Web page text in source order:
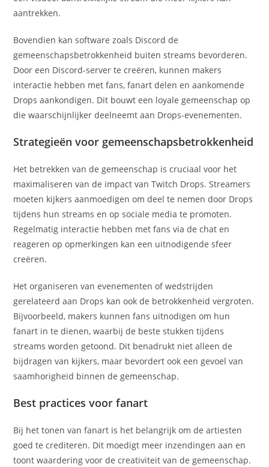
aantrekken.
Bovendien kan software zoals Discord de
gemeenschapsbetrokkenheid buiten streams bevorderen.
Door een Discord-server te creëren, kunnen makers
interactie hebben met fans, fanart delen en aankomende
Drops aankondigen. Dit bouwt een loyale gemeenschap op
die waarschijnlijker deelneemt aan Drops-evenementen.
Strategieën voor gemeenschapsbetrokkenheid
Het betrekken van de gemeenschap is cruciaal voor het
maximaliseren van de impact van Twitch Drops. Streamers
moeten kijkers aanmoedigen om deel te nemen door Drops
tijdens hun streams en op sociale media te promoten.
Regelmatig interactie hebben met fans via de chat en
reageren op opmerkingen kan een uitnodigende sfeer
creëren.
Het organiseren van evenementen of wedstrijden
gerelateerd aan Drops kan ook de betrokkenheid vergroten.
Bijvoorbeeld, makers kunnen fans uitnodigen om hun
fanart in te dienen, waarbij de beste stukken tijdens
streams worden getoond. Dit benadrukt niet alleen de
bijdragen van kijkers, maar bevordert ook een gevoel van
saamhorigheid binnen de gemeenschap.
Best practices voor fanart
Bij het tonen van fanart is het belangrijk om de artiesten
goed te crediteren. Dit moedigt meer inzendingen aan en
toont waardering voor de creativiteit van de gemeenschap.